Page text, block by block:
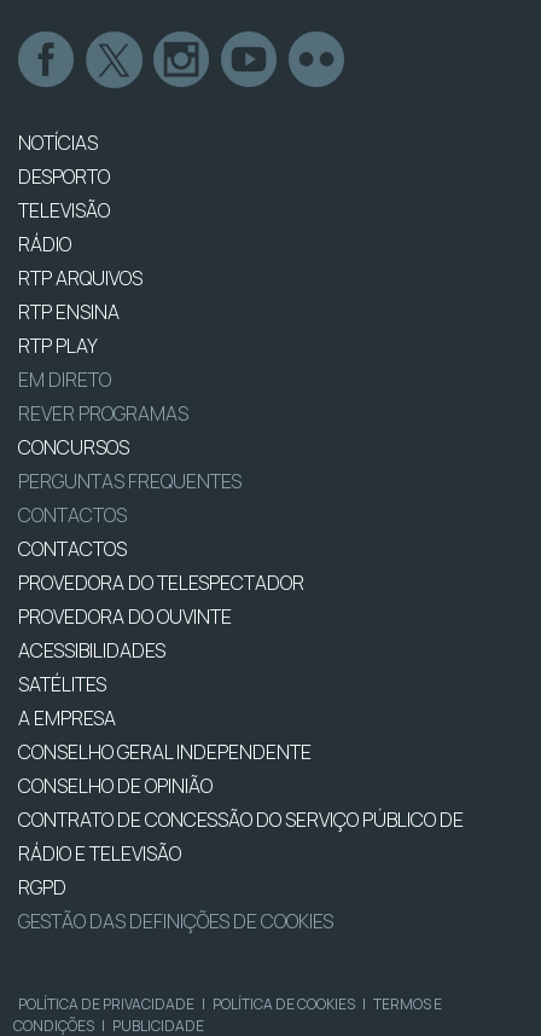
NOTÍCIAS
DESPORTO
TELEVISÃO
RÁDIO
RTP ARQUIVOS
RTP ENSINA
RTP PLAY
EM DIRETO
REVER PROGRAMAS
CONCURSOS
PERGUNTAS FREQUENTES
CONTACTOS
CONTACTOS
PROVEDORA DO TELESPECTADOR
PROVEDORA DO OUVINTE
ACESSIBILIDADES
SATÉLITES
A EMPRESA
CONSELHO GERAL INDEPENDENTE
CONSELHO DE OPINIÃO
CONTRATO DE CONCESSÃO DO SERVIÇO PÚBLICO DE
RÁDIO E TELEVISÃO
RGPD
GESTÃO DAS DEFINIÇÕES DE COOKIES
POLÍTICA DE PRIVACIDADE | POLÍTICA DE COOKIES | TERMOS E
CONDIÇÕES | PUBLICIDADE